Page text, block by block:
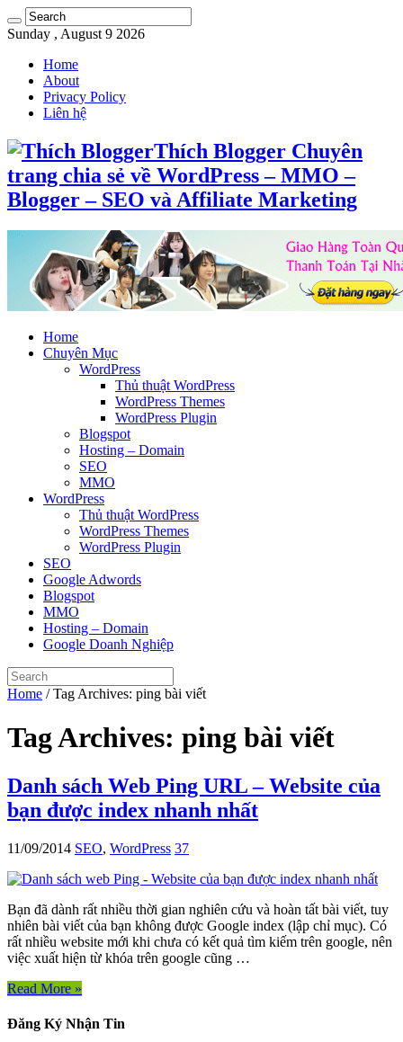
Sunday , August 9 2026
Home
About
Privacy Policy
Liên hệ
Thích Blogger Chuyên
trang chia sẻ về WordPress – MMO –
Blogger – SEO và Affiliate Marketing
Home
Chuyên Mục
WordPress
Thủ thuật WordPress
WordPress Themes
WordPress Plugin
Blogspot
Hosting – Domain
SEO
MMO
WordPress
Thủ thuật WordPress
WordPress Themes
WordPress Plugin
SEO
Google Adwords
Blogspot
MMO
Hosting – Domain
Google Doanh Nghiệp
Home / Tag Archives: ping bài viết
Tag Archives: ping bài viết
Danh sách Web Ping URL – Website của
bạn được index nhanh nhất
11/09/2014 SEO, WordPress 37
Bạn đã dành rất nhiều thời gian nghiên cứu và hoàn tất bài viết, tuy
nhiên bài viết của bạn không được Google index (lập chỉ mục). Có
rất nhiều website mới khi chưa có kết quả tìm kiếm trên google, nên
việc xuất hiện từ khóa trên google cũng …
Read More »
Đăng Ký Nhận Tin